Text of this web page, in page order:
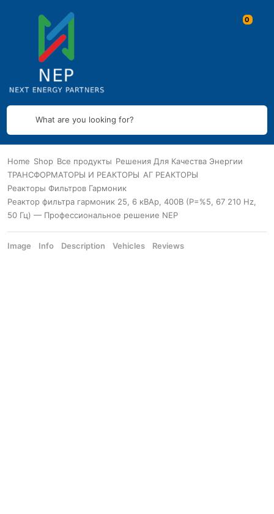
What are you looking for?
Home Shop Все продукты Решения Для Качества Энергии
ТРАНСФОРМАТОРЫ И РЕАКТОРЫ АГ РЕАКТОРЫ
Реакторы Фильтров Гармоник
Реактор фильтра гармоник 25, 6 кВАр, 400В (P=%5, 67 210 Hz,
50 Гц) — Профессиональное решение NEP
Image Info Description Vehicles Reviews